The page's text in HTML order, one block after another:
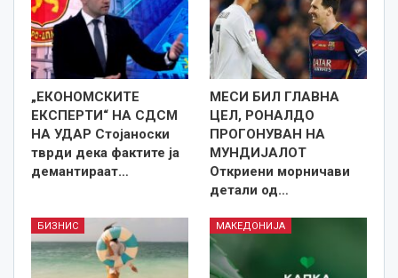
„ЕКОНОМСКИТЕ
ЕКСПЕРТИ“ НА СДСМ
НА УДАР Стојаноски
тврди дека фактите ја
демантираат…
МЕСИ БИЛ ГЛАВНА
ЦЕЛ, РОНАЛДО
ПРОГОНУВАН НА
МУНДИЈАЛОТ
Откриени морничави
детали од…
БИЗНИС МАКЕДОНИЈА